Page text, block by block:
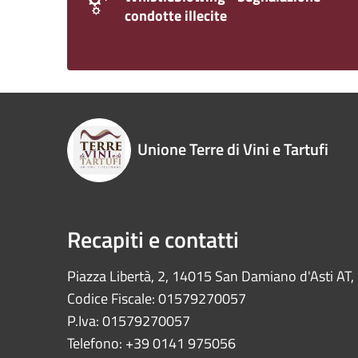
condotte illecite
Unione Terre di Vini e Tartufi
Recapiti e contatti
Piazza Libertà, 2, 14015 San Damiano d'Asti
Codice Fiscale: 01579270057
P.Iva: 01579270057
Telefono: +39 0141 975056